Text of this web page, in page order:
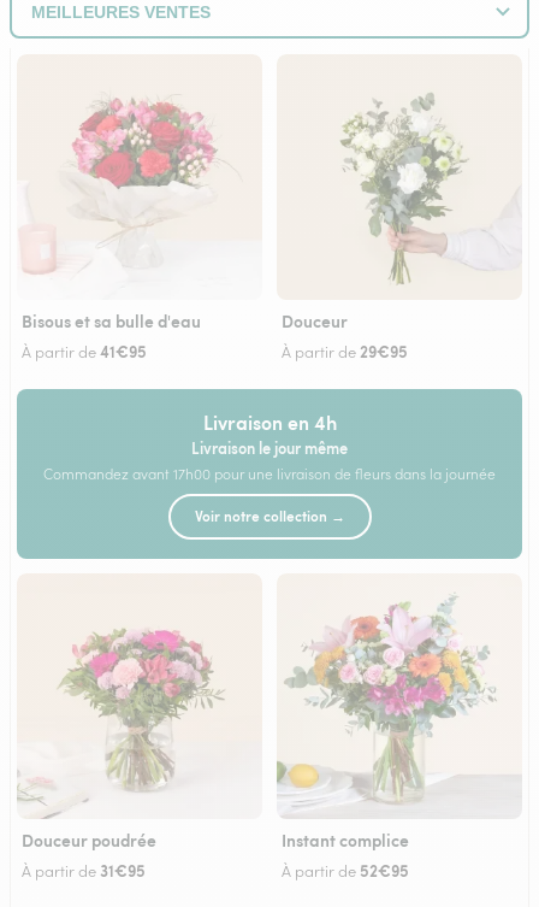
Bisous et sa bulle d'eau
À partir de41€95
Douceur
À partir de 29€95
Livraison en 4h
Livraison le jour même
Commandez avant 17h00 pour une livraison de fleurs dans la journée
Voir notre collection →
Douceur poudrée
À partir de 31€95
Instant complice
À partir de 52€95